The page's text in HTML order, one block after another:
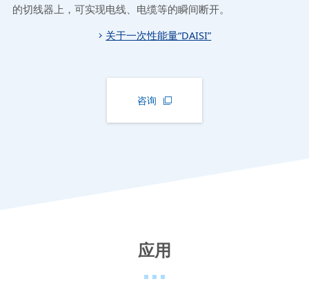
的切线器上，可实现电线、电缆等的瞬间断开。
关于一次性能量“DAISI”
咨询
应用